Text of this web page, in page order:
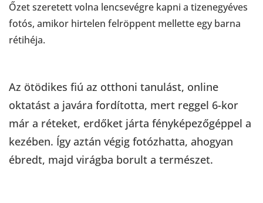
Őzet szeretett volna lencsevégre kapni a tizenegyéves
fotós, amikor hirtelen felröppent mellette egy barna
rétihéja.
Az ötödikes fiú az otthoni tanulást, online
oktatást a javára fordította, mert reggel 6-kor
már a réteket, erdőket járta fényképezőgéppel a
kezében. Így aztán végig fotózhatta, ahogyan
ébredt, majd virágba borult a természet.